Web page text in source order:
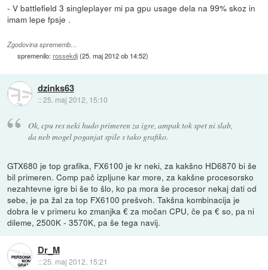
- V battlefield 3 singleplayer mi pa gpu usage dela na 99% skoz in
imam lepe fpsje .
Zgodovina sprememb…
spremenilo:rossekdj(25. maj 2012 ob 14:52)
dzinks63
::25. maj 2012, 15:10
Ok, cpu res neki hudo primeren za igre, ampak tok spet ni slab,
da neb mogel poganjat spile s tako grafiko.
GTX680 je top grafika, FX6100 je kr neki, za kakšno HD6870 bi še
bil primeren. Comp pač izpljune kar more, za kakšne procesorsko
nezahtevne igre bi še to šlo, ko pa mora še procesor nekaj dati od
sebe, je pa žal za top FX6100 prešvoh. Takšna kombinacija je
dobra le v primeru ko zmanjka € za močan CPU, če pa € so, pa ni
dileme, 2500K - 3570K, pa še tega navij.
Dr_M
::25. maj 2012, 15:21